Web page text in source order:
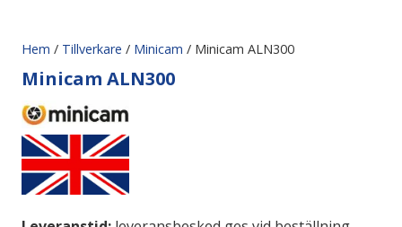
Hem / Tillverkare / Minicam / Minicam ALN300
Minicam ALN300